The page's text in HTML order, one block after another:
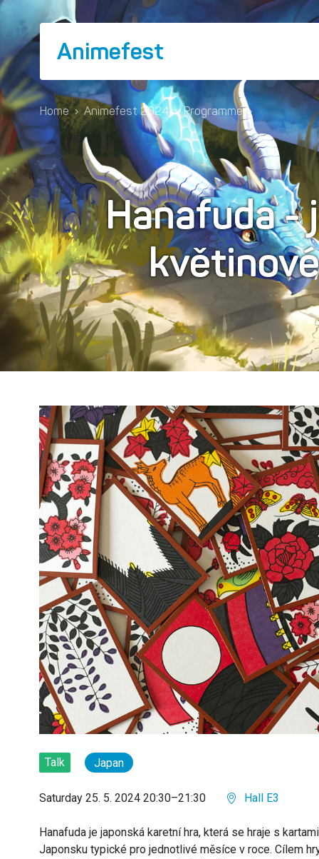
Animefest
Home › Animefest 2024 › Programme ›
Hanafuda -
Talk Japan
Saturday 25. 5. 2024 20:30–21:30 Hall E3
Hanafuda je japonská karetní hra, která se hraje s
Japonsku typické pro jednotlivé měsíce v roce. Cílem